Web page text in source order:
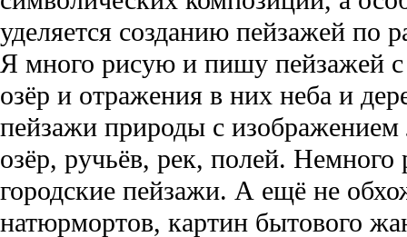
уделяется созданию пейзажей по
Я много рисую и пишу пейзажей
озёр и отражения в них неба и
пейзажи природы с изображением
озёр, ручьёв, рек, полей.
городские пейзажи. А ещё не
натюрмортов, картин бытового